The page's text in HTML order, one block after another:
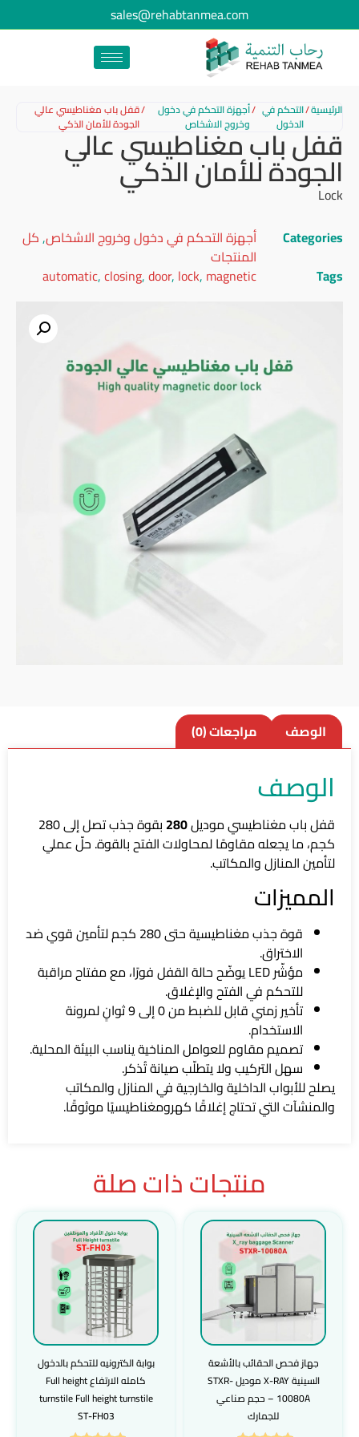
sales@rehabtanmea.com
الرئيسية/التحكم في
الدخول
/أجهزة التحكم في دخول
وخروج الاشخاص
/قفل باب مغناطيسي عالي
الجودة للأمان الذكي
قفل باب مغناطيسي عالي
الجودة للأمان الذكي
Lock
Categories
أجهزة التحكم في دخول وخروج الاشخاص,كل
المنتجات
Tags
automatic,closing,door, lock, magnetic
الوصف مراجعات (0)
الوصف
قفل باب مغناطيسي موديل280
بقوة جذب تصل إلى 280
كجم، ما يجعله مقاومًا لمحاولات الفتح بالقوة. حلّ عملي
لتأمين المنازل والمكاتب.
المميزات
قوة جذب مغناطيسية حتى 280 كجم لتأمين قوي ضد
الاختراق.
مؤشّر LED يوضّح حالة القفل فورًا، مع مفتاح مراقبة
للتحكم في الفتح والإغلاق.
تأخير زمني قابل للضبط من 0 إلى 9 ثوانٍ لمرونة
الاستخدام.
تصميم مقاوم للعوامل المناخية يناسب البيئة المحلية.
سهل التركيب ولا يتطلّب صيانة تُذكر.
يصلح للأبواب الداخلية والخارجية في المنازل والمكاتب
والمنشآت التي تحتاج إغلاقًا كهرومغناطيسيًا موثوقًا.
منتجات ذات صلة
جهاز فحص الحقائب بالأشعة
السينية X-RAY موديل STXR-
10080A – حجم صناعي
للجمارك
بوابة الكترونيه للتحكم بالدخول
كامله الارتفاع Full height
turnstile Full height turnstile
ST-FH03